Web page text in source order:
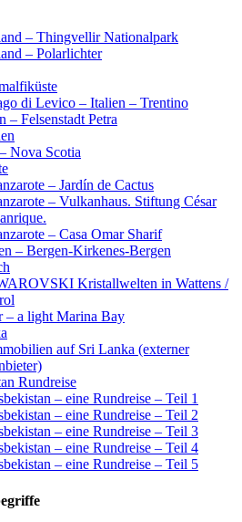
– Thingvellir Nationalpark
– Polarlichter
di Levico – Italien – Trentino
– Felsenstadt Petra
Nova Scotia
– Jardín de Cactus
– Vulkanhaus. Stiftung César
– Casa Omar Sharif
– Bergen-Kirkenes-Bergen
Kristallwelten in Wattens /
– a light Marina Bay
auf Sri Lanka (externer
Rundreise
– eine Rundreise – Teil 1
– eine Rundreise – Teil 2
– eine Rundreise – Teil 3
– eine Rundreise – Teil 4
– eine Rundreise – Teil 5